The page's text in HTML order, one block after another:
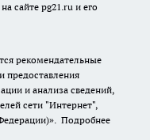
сайте pg21.ru и его
рекомендательные
предоставления
и анализа сведений,
сети "Интернет",
Подробнее